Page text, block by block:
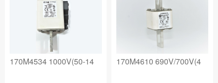
170M4534 1000V(50-14 170M4610 690V/700V(4